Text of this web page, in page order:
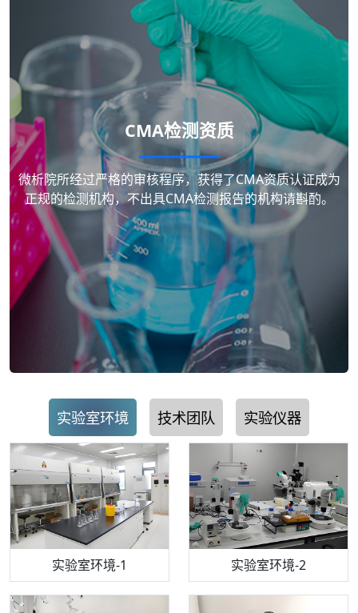
CMA检测资质
微析院所经过严格的审核程序，获得了CMA资质认证成为
正规的检测机构，不出具CMA检测报告的机构请斟酌。
实验室环境 技术团队 实验仪器
实验室环境-1 实验室环境-2
机构质检技术员-1 机构质检技术员-2
步入式恒温恒湿试验箱 电感耦合等离子体光谱仪